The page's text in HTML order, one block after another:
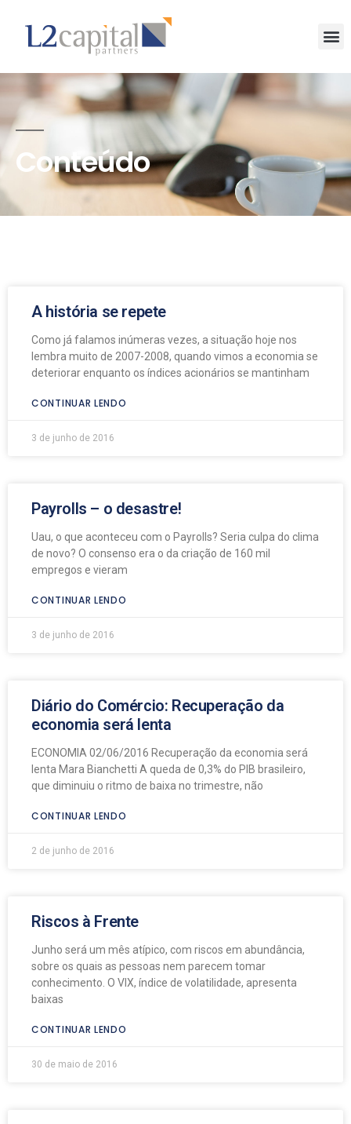
Conteúdo
A história se repete
Como já falamos inúmeras vezes, a situação hoje nos
lembra muito de 2007-2008, quando vimos a economia se
deteriorar enquanto os índices acionários se mantinham
CONTINUAR LENDO
3 de junho de 2016
Payrolls – o desastre!
Uau, o que aconteceu com o Payrolls? Seria culpa do clima
de novo? O consenso era o da criação de 160 mil
empregos e vieram
CONTINUAR LENDO
3 de junho de 2016
Diário do Comércio: Recuperação da
economia será lenta
ECONOMIA 02/06/2016 Recuperação da economia será
lenta Mara Bianchetti A queda de 0,3% do PIB brasileiro,
que diminuiu o ritmo de baixa no trimestre, não
CONTINUAR LENDO
2 de junho de 2016
Riscos à Frente
Junho será um mês atípico, com riscos em abundância,
sobre os quais as pessoas nem parecem tomar
conhecimento. O VIX, índice de volatilidade, apresenta
baixas
CONTINUAR LENDO
30 de maio de 2016